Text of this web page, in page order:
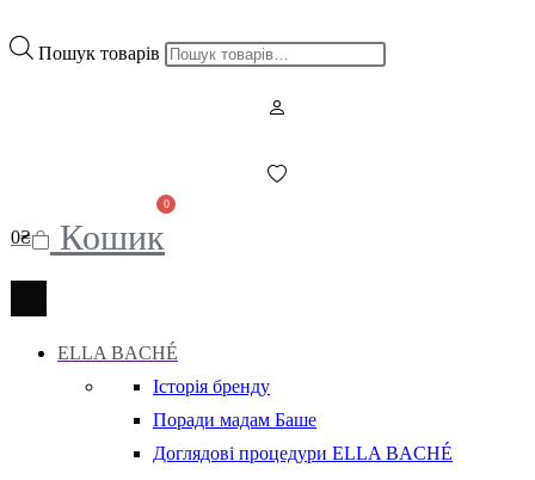
Пошук товарів
0₴
0
Кошик
ELLA BACHÉ
Історія бренду
Поради мадам Баше
Доглядові процедури ELLA BACHÉ